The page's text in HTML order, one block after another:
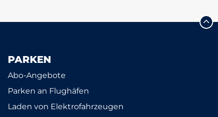
PARKEN
Abo-Angebote
Parken an Flughäfen
Laden von Elektrofahrzeugen